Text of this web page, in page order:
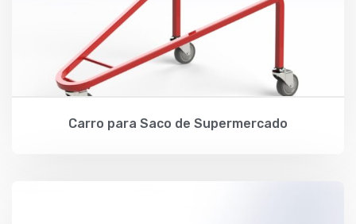
Carro para Saco de Supermercado